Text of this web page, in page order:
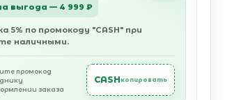
выгода — 4 999 ₽
5% по промокоду "CASH" при
наличными.
промокод
заказа
CASH копировать